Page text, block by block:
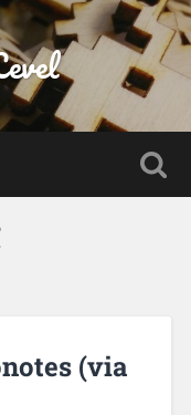
(via